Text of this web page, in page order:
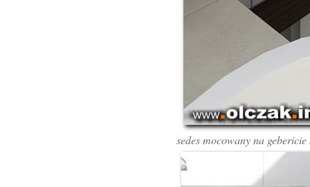
sedes mocowany na